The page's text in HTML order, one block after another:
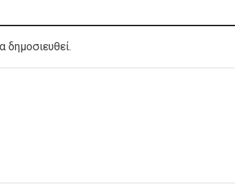
δημοσιευθεί.